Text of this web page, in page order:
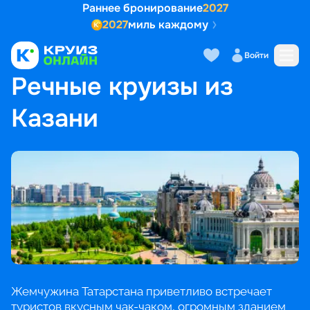
Раннее бронирование2027
2027миль каждому
Войти
ГЛАВНАЯ • ПОПУЛЯРНЫЕ НАПРАВЛЕНИЯ РЕЧНЫЕ КРУИЗЫ ИЗ КАЗАНИ
Речные круизы из
Казани
Жемчужина Татарстана приветливо встречает
туристов вкусным чак-чаком, огромным зданием